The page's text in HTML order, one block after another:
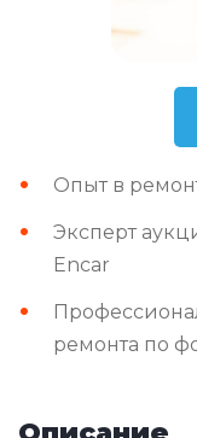
Опыт в
Эксперт
Encar
ремонта по